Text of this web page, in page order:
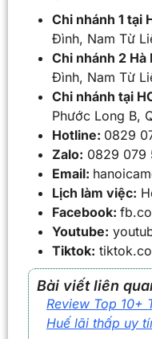
Chi nhánh 1 tại
Đình, Nam Từ
Chi nhánh 2 Hà
Đình, Nam Từ
Chi nhánh tại
Phước Long B,
Hotline: 0829
Zalo: 0829 079
Email:
Lịch làm việc:
Facebook:
Youtube:
Tiktok:
Bài viết liên
Review Top 10+
Huế lãi thấp uy